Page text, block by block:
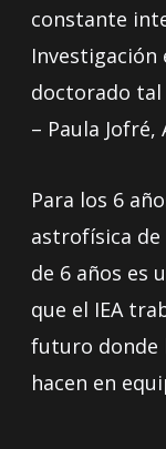
constante
Investigación
doctorado tal
– Paula Jofré,
Para los 6
astrofísica de
de 6 años es
que el IEA
futuro donde
hacen en